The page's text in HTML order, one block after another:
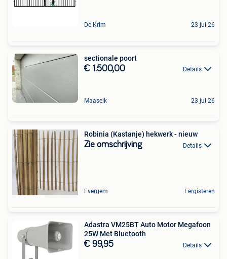
De Krim 23 jul 26
sectionale poort
€ 1.500,00 Details
Maaseik 23 jul 26
Robinia (Kastanje) hekwerk - nieuw
Zie omschrijving Details
Evergem Eergisteren
Adastra VM25BT Auto Motor Megafoon
25W Met Bluetooth
€ 99,95 Details